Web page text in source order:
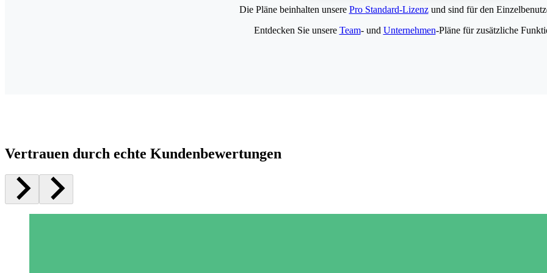
Die Pläne beinhalten unsere Pro Standard-Lizenzund sind für den
Entdecken Sie unsere Team- und Unternehmen-Pläne für zusätzliche
Vertrauen durch echte Kundenbewertungen